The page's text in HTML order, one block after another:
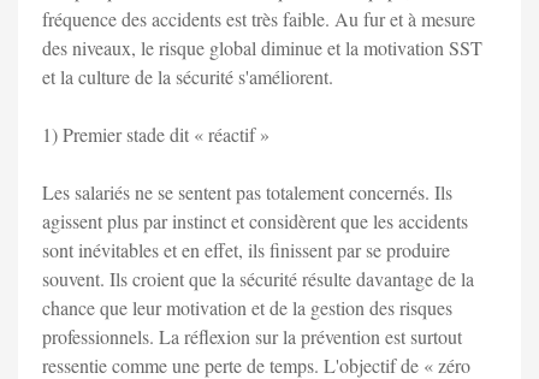
fréquence des accidents est très faible. Au fur et à mesure
des niveaux, le risque global diminue et la motivation SST
et la culture de la sécurité s'améliorent.
1) Premier stade dit « réactif »
Les salariés ne se sentent pas totalement concernés. Ils
agissent plus par instinct et considèrent que les accidents
sont inévitables et en effet, ils finissent par se produire
souvent. Ils croient que la sécurité résulte davantage de la
chance que leur motivation et de la gestion des risques
professionnels. La réflexion sur la prévention est surtout
ressentie comme une perte de temps. L'objectif de « zéro